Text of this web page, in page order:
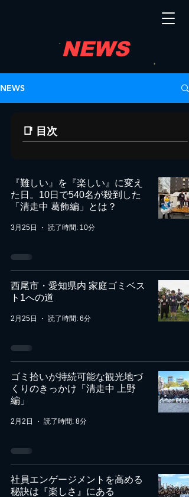
​NEWS
NEWS
📑 目次
『難しい』を『楽しい』に変え
た日。10日で540名が殺到した
「清走中 葛飾編」とは？
3月25日 読了時間: 10分
西尾市・愛知県内 家庭ゴミベス
ト1への道
2月25日 読了時間: 6分
ゴミ拾いが持続可能な観光地づ
くりのきっかけ「清走中 上野
編」
2月2日 読了時間: 8分
社員エンゲージメントを高める
秘訣は『楽しさ』にある